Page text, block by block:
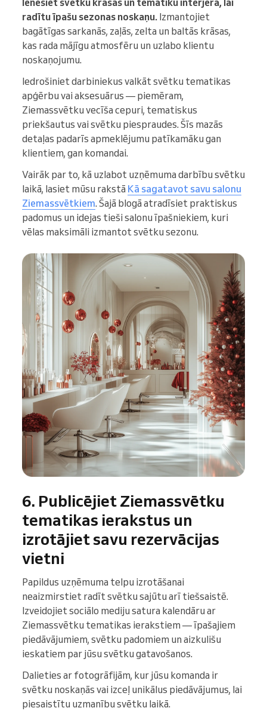
Ienesiet svētku krāsas un tematiku interjerā, lai
radītu īpašu sezonas noskaņu. Izmantojiet
bagātīgas sarkanās, zaļās, zelta un baltās krāsas,
kas rada mājīgu atmosfēru un uzlabo klientu
noskaņojumu.
Iedrošiniet darbiniekus valkāt svētku tematikas
apģērbu vai aksesuārus — piemēram,
Ziemassvētku vecīša cepuri, tematiskus
priekšautus vai svētku piespraudes. Šīs mazās
detaļas padarīs apmeklējumu patīkamāku gan
klientiem, gan komandai.
Vairāk par to, kā uzlabot uzņēmuma darbību svētku
laikā, lasiet mūsu rakstā Kā sagatavot savu salonu
Ziemassvētkiem. Šajā blogā atradīsiet praktiskus
padomus un idejas tieši salonu īpašniekiem, kuri
vēlas maksimāli izmantot svētku sezonu.
6. Publicējiet Ziemassvētku
tematikas ierakstus un
izrotājiet savu rezervācijas
vietni
Papildus uzņēmuma telpu izrotāšanai
neaizmirstiet radīt svētku sajūtu arī tiešsaistē.
Izveidojiet sociālo mediju satura kalendāru ar
Ziemassvētku tematikas ierakstiem — īpašajiem
piedāvājumiem, svētku padomiem un aizkulišu
ieskatiem par jūsu svētku gatavošanos.
Dalieties ar fotogrāfijām, kur jūsu komanda ir
svētku noskaņās vai izceļ unikālus piedāvājumus, lai
piesaistītu uzmanību svētku laikā.